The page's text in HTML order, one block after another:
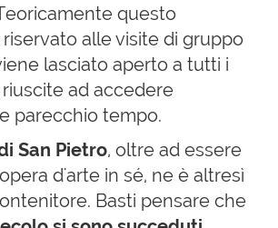
questo
alle visite di gruppo
lasciato aperto a tutti i
ad accedere
parecchio tempo.
San Pietro, oltre ad essere
d'arte in sé, ne è altresì
Basti pensare che